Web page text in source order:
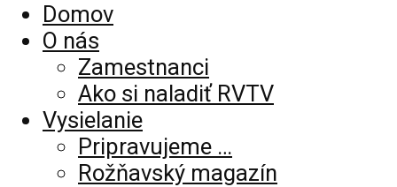
Domov
O nás
Zamestnanci
Ako si naladiť RVTV
Vysielanie
Pripravujeme …
Rožňavský magazín